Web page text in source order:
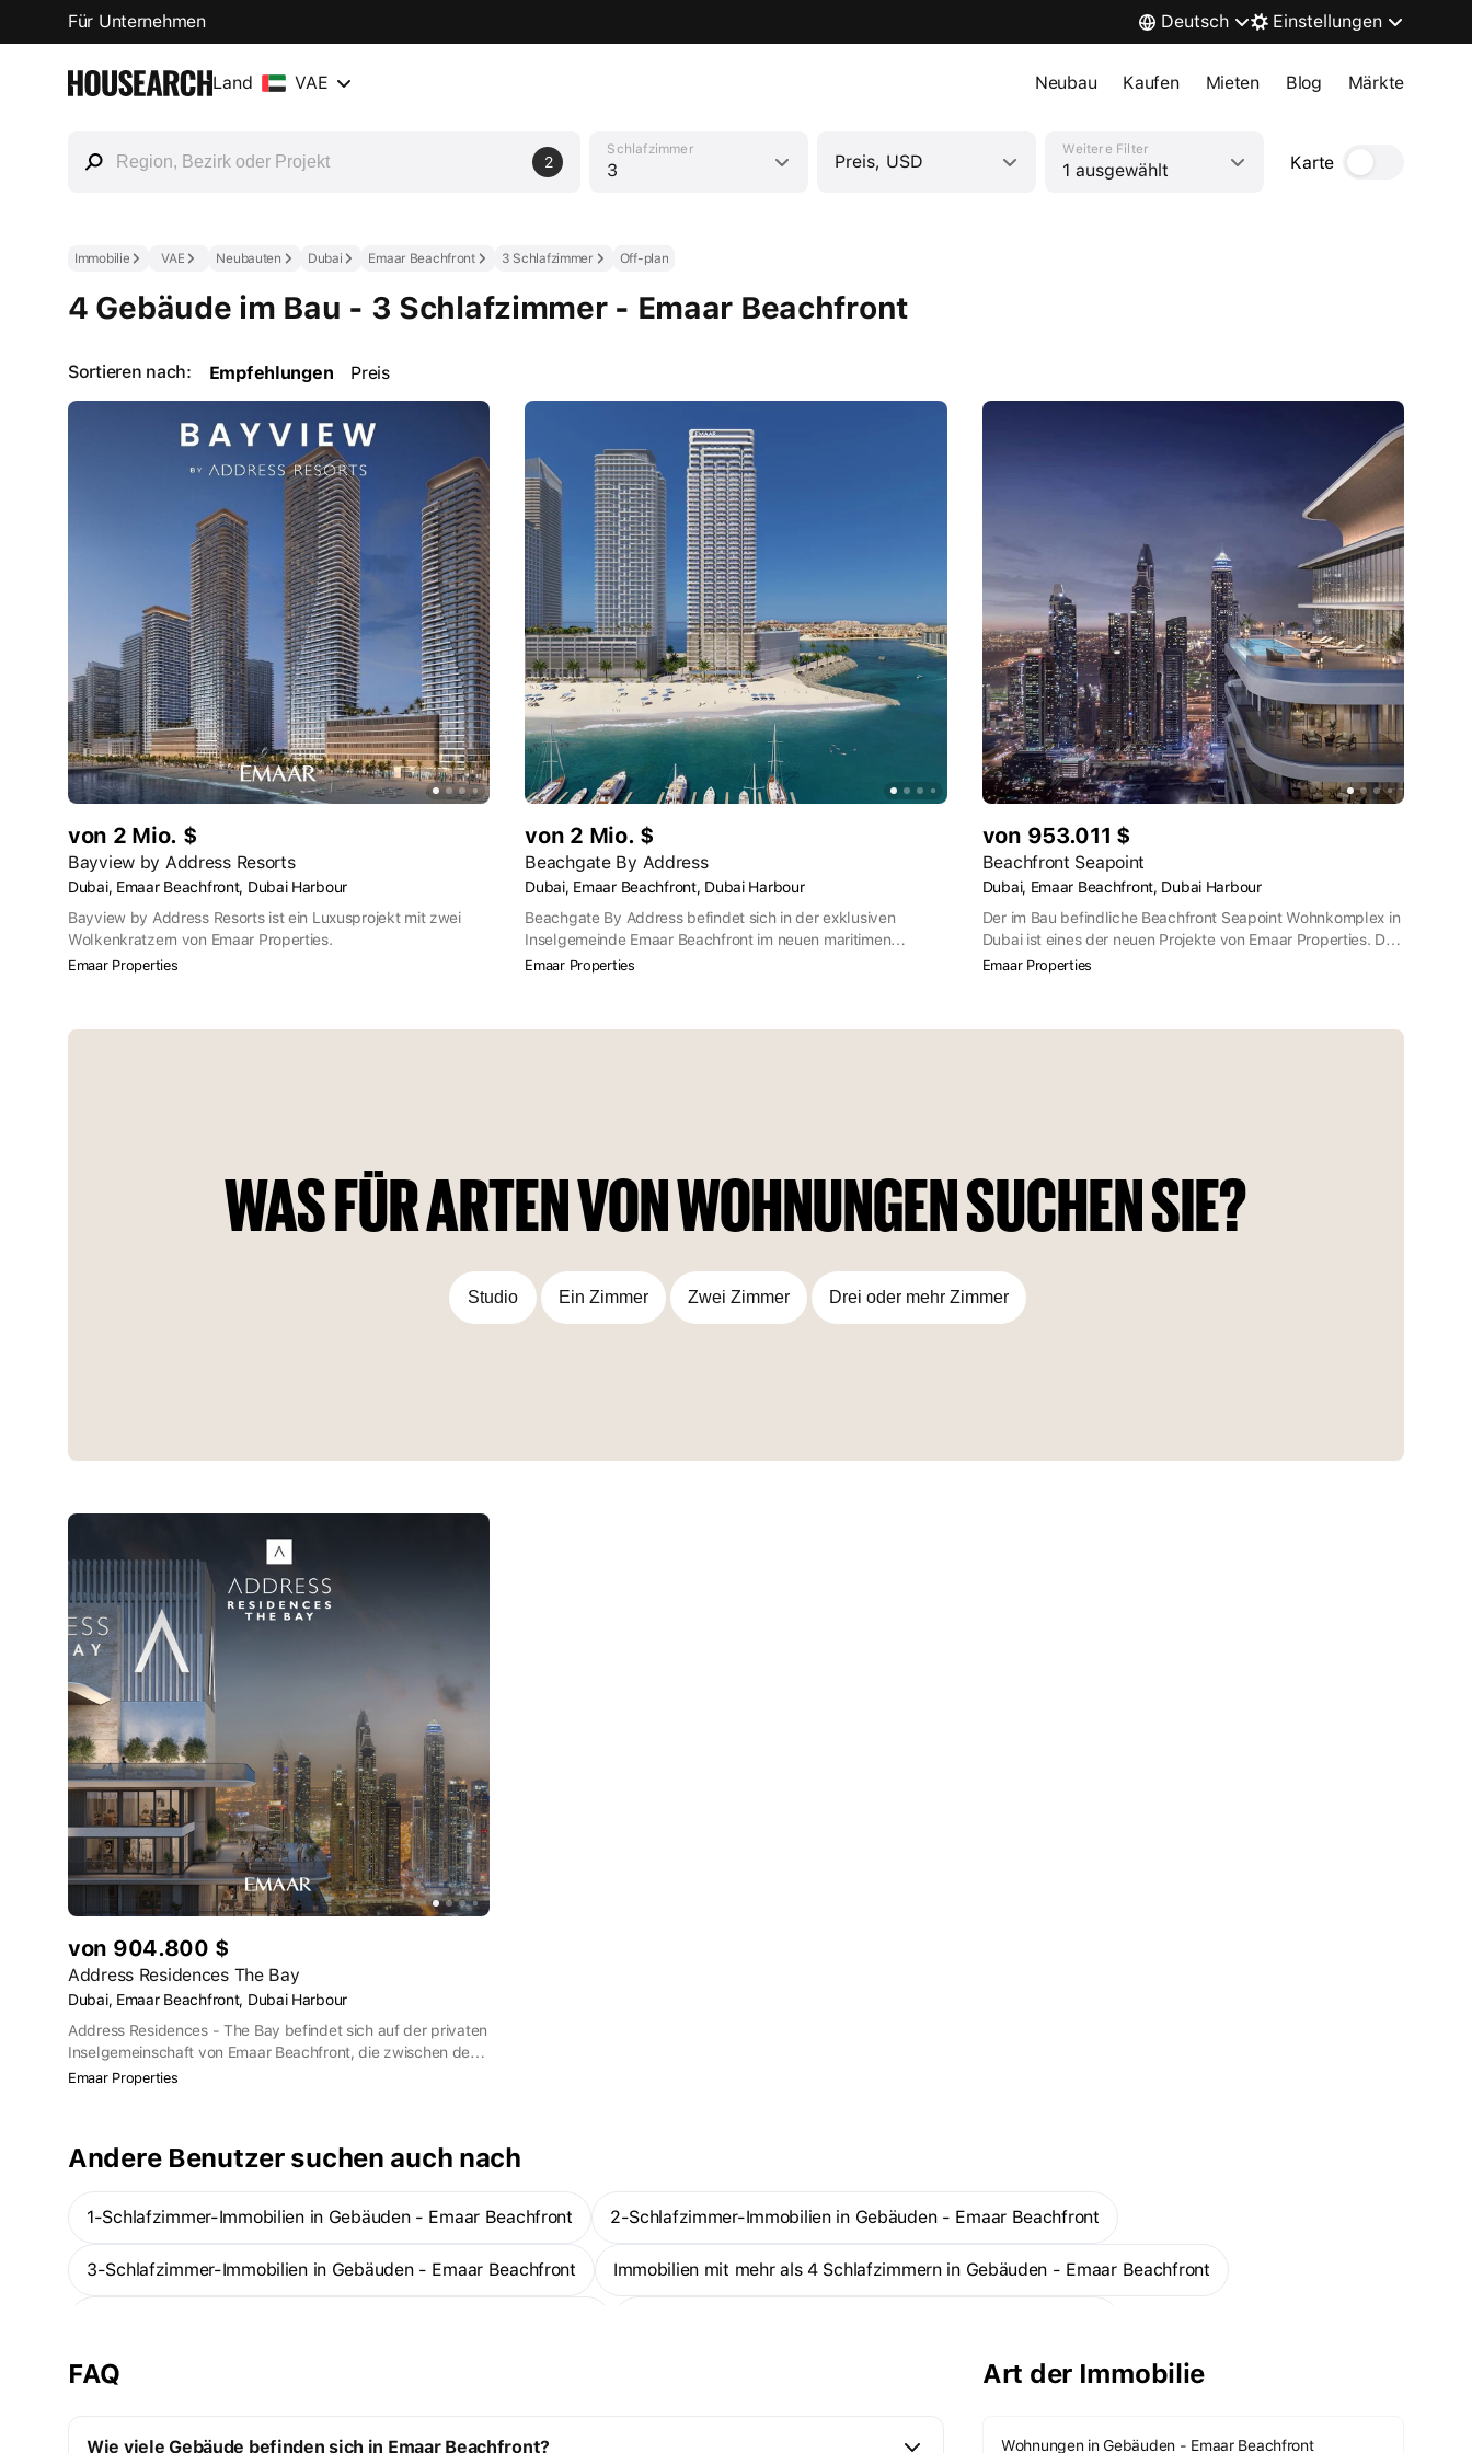
Für Unternehmen Deutsch Einstellungen
Land VAE Neubau Kaufen Mieten Blog Märkte
2
Schlafzimmer
3 Preis, USD
Weitere Filter
1 ausgewählt Karte
Immobilie VAE Neubauten Dubai Emaar Beachfront 3 Schlafzimmer Off-plan
4 Gebäude im Bau - 3 Schlafzimmer - Emaar Beachfront
Sortieren nach: Empfehlungen Preis
von 2 Mio. $
Bayview by Address Resorts
Dubai, Emaar Beachfront, Dubai Harbour
Bayview by Address Resorts ist ein Luxusprojekt mit zwei
Wolkenkratzern von Emaar Properties.
Emaar Properties
von 2 Mio. $
Beachgate By Address
Dubai, Emaar Beachfront, Dubai Harbour
Beachgate By Address befindet sich in der exklusiven
Inselgemeinde Emaar Beachfront im neuen maritimen
Zentrum der VAE, Dubai Harbour. Die Residenz ist nur wenige
Freizeitangeboten entfernt. Der Turm ist leicht zugänglich für
Emaar Properties
von 953.011 $
Beachfront Seapoint
Dubai, Emaar Beachfront, Dubai Harbour
Der im Bau befindliche Beachfront Seapoint Wohnkomplex in
Dubai ist eines der neuen Projekte von Emaar Properties. Der
Komplex wird auf der Halbinsel Emaar Beachfront an der
Premiumklasse untergebracht werden sollen. Die Gebäude
Emaar Properties
WAS FÜR ARTEN VON WOHNUNGEN SUCHEN SIE?
Studio Ein Zimmer Zwei Zimmer Drei oder mehr Zimmer
von 904.800 $
Address Residences The Bay
Dubai, Emaar Beachfront, Dubai Harbour
Address Residences - The Bay befindet sich auf der privaten
Inselgemeinschaft von Emaar Beachfront, die zwischen der
Dubai Marina und der Palm Jumeirah liegt. Address
in unmittelbarer Nähe.
Emaar Properties
Andere Benutzer suchen auch nach
1-Schlafzimmer-Immobilien in Gebäuden - Emaar Beachfront 2-Schlafzimmer-Immobilien in Gebäuden - Emaar Beachfront
3-Schlafzimmer-Immobilien in Gebäuden - Emaar Beachfront Immobilien mit mehr als 4 Schlafzimmern in Gebäuden - Emaar Beachfront
1-Zimmer-Wohnungen — Emaar Beachfront Mehr
FAQ
Wie viele Gebäude befinden sich in Emaar Beachfront?
Art der Immobilie
Wohnungen in Gebäuden - Emaar Beachfront